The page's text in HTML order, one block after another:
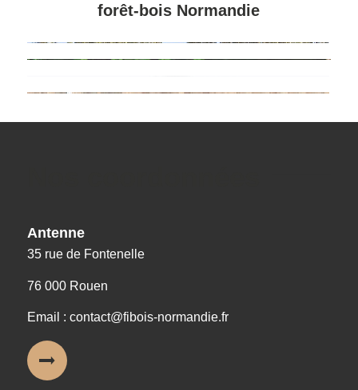
forêt-bois Normandie
Antenne
35 rue de Fontenelle
76 000 Rouen
Email : contact@fibois-normandie.fr